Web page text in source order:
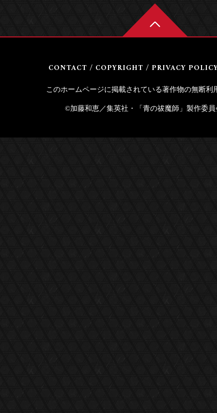
CONTACT / COPYRIGHT / PRIVACY
このホームページに掲載されている著作物の無断利
©加藤和恵／集英社・「青の祓魔師」製作委員